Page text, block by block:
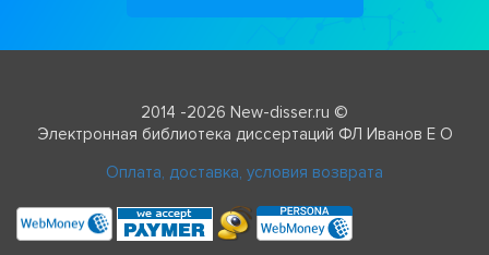
2014 -2026 New-disser.ru ©
Электронная библиотека диссертаций ФЛ Иванов Е О
Оплата, доставка, условия возврата